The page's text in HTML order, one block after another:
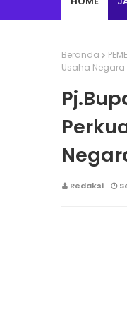
Beranda
Usaha Negara
Redaksi